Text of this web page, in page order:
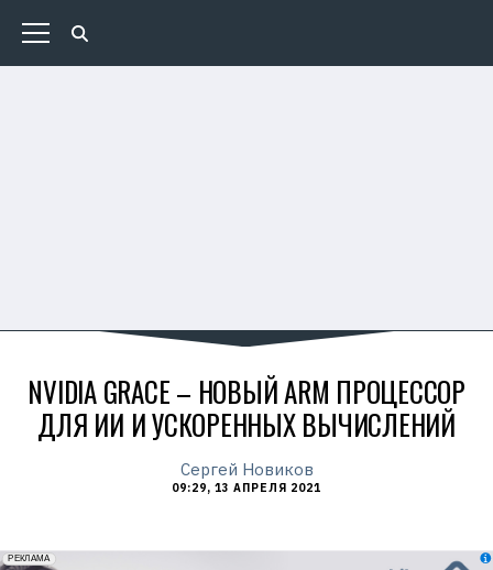
NVIDIA GRACE – НОВЫЙ ARM ПРОЦЕССОР
ДЛЯ ИИ И УСКОРЕННЫХ ВЫЧИСЛЕНИЙ
Сергей Новиков
09:29, 13 АПРЕЛЯ 2021
erid: 2VfnxxmNzs5
РЕКЛАМА